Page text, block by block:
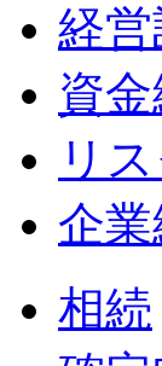
経
資金
リ
企
相続